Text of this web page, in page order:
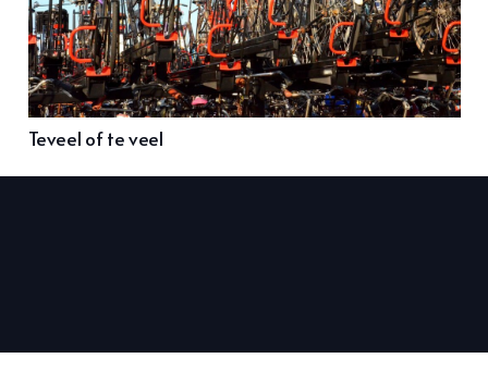
Teveel of te veel